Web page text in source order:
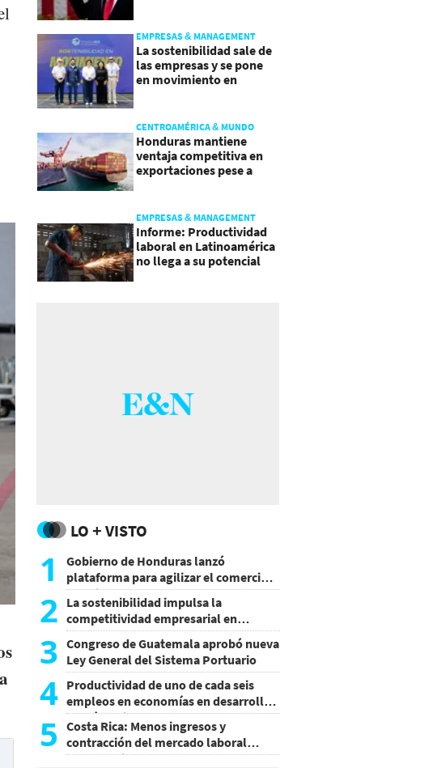
EMPRESAS & MANAGEMENT
La sostenibilidad sale de
las empresas y se pone
en movimiento en
CENTROAMÉRICA & MUNDO
Honduras mantiene
ventaja competitiva en
exportaciones pese a
EMPRESAS & MANAGEMENT
Informe: Productividad
laboral en Latinoamérica
no llega a su potencial
LO + VISTO
1
Gobierno de Honduras lanzó
plataforma para agilizar el comercio
exterior
2 La sostenibilidad impulsa la
competitividad empresarial en
Guatemala
3 Congreso de Guatemala aprobó nueva
Ley General del Sistema Portuario
4 Productividad de uno de cada seis
empleos en economías en desarrollo
podría mejorar por la IA
5
Costa Rica: Menos ingresos y
contracción del mercado laboral
causan baja del consumo